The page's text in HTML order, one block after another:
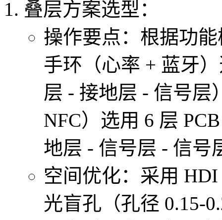
叠层方案选型：
操作要点：根据功
手环（心率 + 蓝牙
层 - 接地层 - 信号层
NFC）选用 6 层
地层 - 信号层 - 信号
空间优化：采用
光盲孔（孔径 0.15-